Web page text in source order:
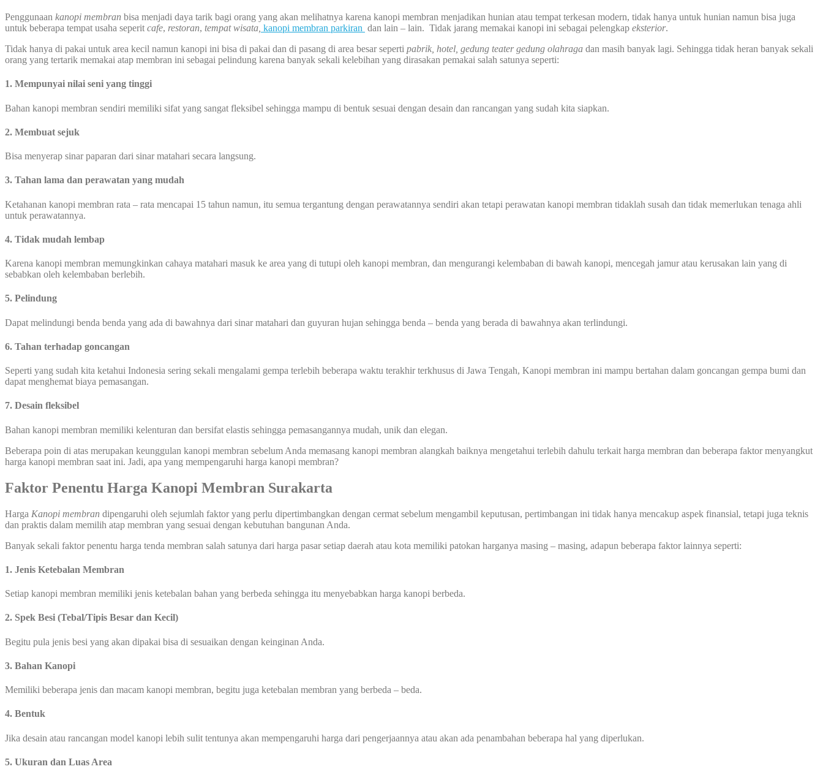
Penggunaan kanopi membran bisa menjadi daya tarik bagi orang yang akan melihatnya karena kanopi membran menjadikan hunian atau tempat terkesan modern, tidak hanya untuk hunian namun bisa juga
untuk beberapa tempat usaha seperit cafe, restoran, tempat wisata, kanopi membran parkiran dan lain – lain. Tidak jarang memakai kanopi ini sebagai pelengkap eksterior.
Tidak hanya di pakai untuk area kecil namun kanopi ini bisa di pakai dan di pasang di area besar seperti pabrik, hotel, gedung teater gedung olahraga dan masih banyak lagi. Sehingga tidak heran banyak sekali
orang yang tertarik memakai atap membran ini sebagai pelindung karena banyak sekali kelebihan yang dirasakan pemakai salah satunya seperti:
1. Mempunyai nilai seni yang tinggi
Bahan kanopi membran sendiri memiliki sifat yang sangat fleksibel sehingga mampu di bentuk sesuai dengan desain dan rancangan yang sudah kita siapkan.
2. Membuat sejuk
Bisa menyerap sinar paparan dari sinar matahari secara langsung.
3. Tahan lama dan perawatan yang mudah
Ketahanan kanopi membran rata – rata mencapai 15 tahun namun, itu semua tergantung dengan perawatannya sendiri akan tetapi perawatan kanopi membran tidaklah susah dan tidak memerlukan tenaga ahli
untuk perawatannya.
4. Tidak mudah lembap
Karena kanopi membran memungkinkan cahaya matahari masuk ke area yang di tutupi oleh kanopi membran, dan mengurangi kelembaban di bawah kanopi, mencegah jamur atau kerusakan lain yang di
sebabkan oleh kelembaban berlebih.
5. Pelindung
Dapat melindungi benda benda yang ada di bawahnya dari sinar matahari dan guyuran hujan sehingga benda – benda yang berada di bawahnya akan terlindungi.
6. Tahan terhadap goncangan
Seperti yang sudah kita ketahui Indonesia sering sekali mengalami gempa terlebih beberapa waktu terakhir terkhusus di Jawa Tengah, Kanopi membran ini mampu bertahan dalam goncangan gempa bumi dan
dapat menghemat biaya pemasangan.
7. Desain fleksibel
Bahan kanopi membran memiliki kelenturan dan bersifat elastis sehingga pemasangannya mudah, unik dan elegan.
Beberapa poin di atas merupakan keunggulan kanopi membran sebelum Anda memasang kanopi membran alangkah baiknya mengetahui terlebih dahulu terkait harga membran dan beberapa faktor menyangkut
harga kanopi membran saat ini. Jadi, apa yang mempengaruhi harga kanopi membran?
Faktor Penentu Harga Kanopi Membran Surakarta
Harga Kanopi membran dipengaruhi oleh sejumlah faktor yang perlu dipertimbangkan dengan cermat sebelum mengambil keputusan, pertimbangan ini tidak hanya mencakup aspek finansial, tetapi juga teknis
dan praktis dalam memilih atap membran yang sesuai dengan kebutuhan bangunan Anda.
Banyak sekali faktor penentu harga tenda membran salah satunya dari harga pasar setiap daerah atau kota memiliki patokan harganya masing – masing, adapun beberapa faktor lainnya seperti:
1. Jenis Ketebalan Membran
Setiap kanopi membran memiliki jenis ketebalan bahan yang berbeda sehingga itu menyebabkan harga kanopi berbeda.
2. Spek Besi (Tebal/Tipis Besar dan Kecil)
Begitu pula jenis besi yang akan dipakai bisa di sesuaikan dengan keinginan Anda.
3. Bahan Kanopi
Memiliki beberapa jenis dan macam kanopi membran, begitu juga ketebalan membran yang berbeda – beda.
4. Bentuk
Jika desain atau rancangan model kanopi lebih sulit tentunya akan mempengaruhi harga dari pengerjaannya atau akan ada penambahan beberapa hal yang diperlukan.
5. Ukuran dan Luas Area